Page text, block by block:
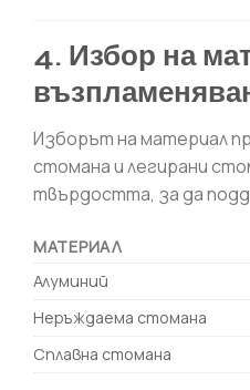
4. Избор на
Изборът на материал
стомана и легирани
твърдостта, за да
МАТЕРИАЛ
Алуминий
Неръждаема стомана
Сплавна стомана